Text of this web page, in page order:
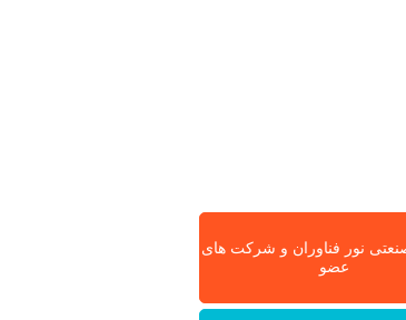
نور فناوران و شرکت های
عضو